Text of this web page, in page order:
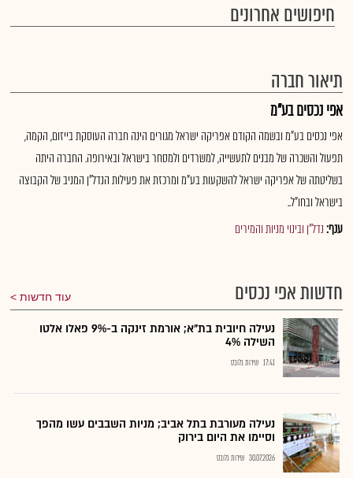
חיפושים אחרונים
תיאור חברה
אפי נכסים בע"מ
אפי נכסים בע"מ ובשמה הקודם אפריקה ישראל מגורים הינה חברה העוסקת בייזום, הקמה,
תפעול והשכרה של מבנים לתעשייה, למשרדים ולמסחר בישראל ובאירופה. החברה היתה
בשליטתה של אפריקה ישראל להשקעות בע"מ ומרכזת את פעילות הנדל"ן המניב של הקבוצה
בישראל ובחו"ל..
ענף:נדל"ן ובינוי מניות והמירים
חדשות אפי נכסים עוד חדשות
נעילה חיובית בת"א; אורמת זינקה ב-9% פאלו אלטו
השילה 4%
17:41 שירות גלובס
נעילה מעורבת בתל אביב; מניות השבבים עשו מהפך
וסיימו את היום בירוק
30.07.2026 שירות גלובס